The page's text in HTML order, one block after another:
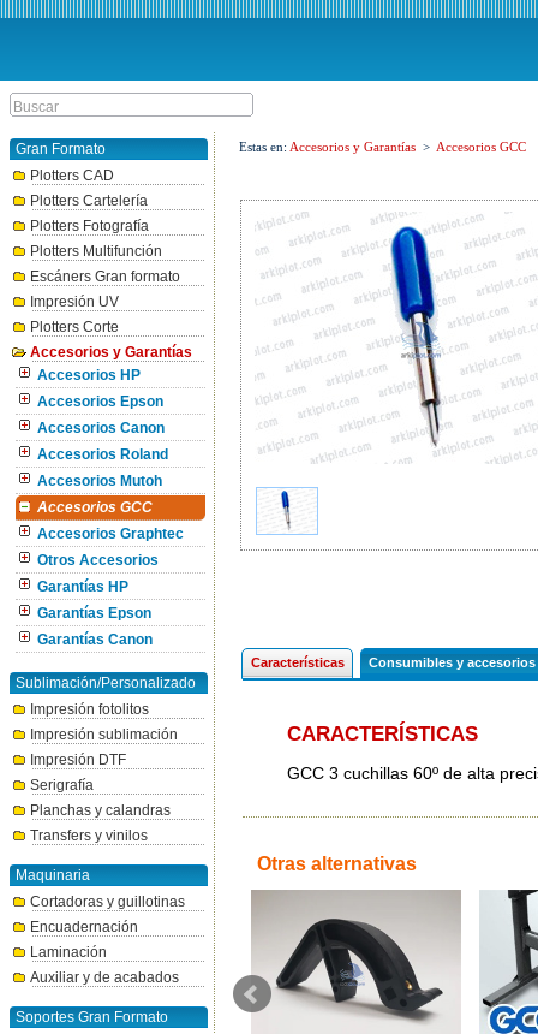
Gran Formato
Plotters CAD
Plotters Cartelería
Plotters Fotografía
Plotters Multifunción
Escáners Gran formato
Impresión UV
Plotters Corte
Accesorios y Garantías
Accesorios HP
Accesorios Epson
Accesorios Canon
Accesorios Roland
Accesorios Mutoh
Accesorios GCC
Accesorios Graphtec
Otros Accesorios
Garantías HP
Garantías Epson
Garantías Canon
Sublimación/Personalizado
Impresión fotolitos
Impresión sublimación
Impresión DTF
Serigrafía
Planchas y calandras
Transfers y vinilos
Maquinaria
Cortadoras y guillotinas
Encuadernación
Laminación
Auxiliar y de acabados
Soportes Gran Formato
Estas en: Accesorios y Garantías > Accesorios GCC
Características Consumibles y accesorios
CARACTERÍSTICAS
GCC 3 cuchillas 60º de alta
Otras alternativas